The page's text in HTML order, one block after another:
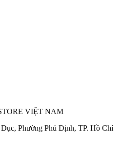
VIỆT NAM
Phường Phú Định, TP. Hồ Chí